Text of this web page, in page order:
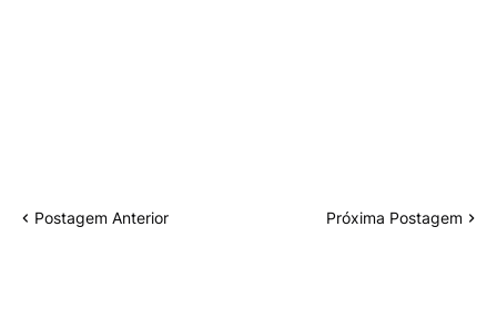
Postagem Anterior Próxima Postagem